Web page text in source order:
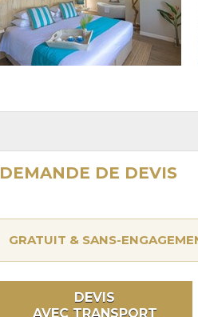
DEMANDE DE DEVIS
GRATUIT & SANS-
DEVIS
AVEC TRANSPORT